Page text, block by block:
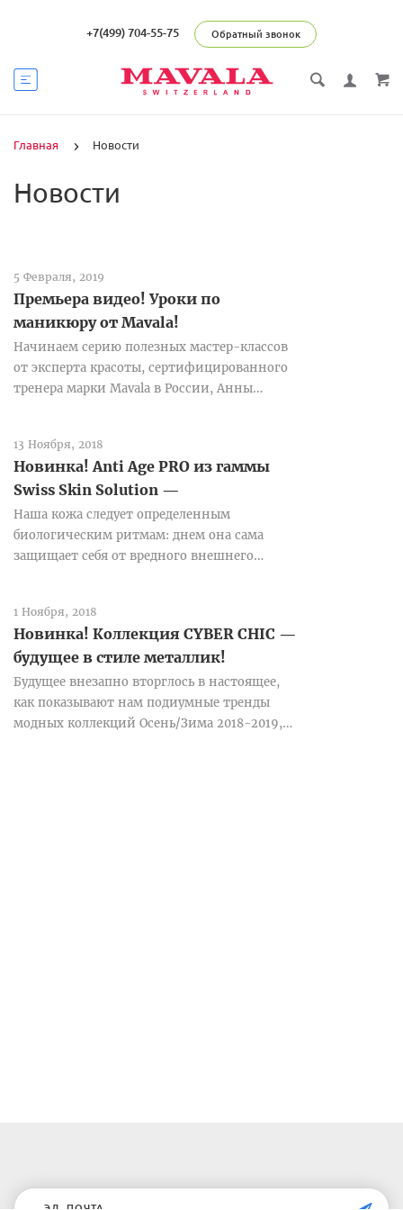
+7(499) 704-55-75 Обратный звонок
Главная Новости
Новости
5 Февраля, 2019
Премьера видео! Уроки по
маникюру от Mavala!
Начинаем серию полезных мастер-классов
от эксперта красоты, сертифицированного
тренера марки Мavala в России, Анны
13 Ноября, 2018
Новинка! Anti Age PRO из гаммы
Swiss Skin Solution —
хронобиология на службе
молодости!
Наша кожа следует определенным
биологическим ритмам: днем она сама
защищает себя от вредного внешнего
1 Ноября, 2018
Новинка! Коллекция CYBER CHIC —
будущее в стиле металлик!
Будущее внезапно вторглось в настоящее,
как показывают нам подиумные тренды
модных коллекций Осень/Зима 2018-2019,